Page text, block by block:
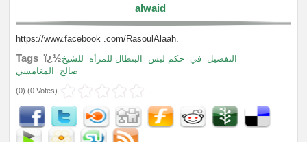
alwaid
https://www.facebook .com/RasoulAlaah.
Tags ï¿½ التفصيل في حكم لبس البنطال للمرأه
للشيخ
صالح
المغامسي
(0) (0 Votes)